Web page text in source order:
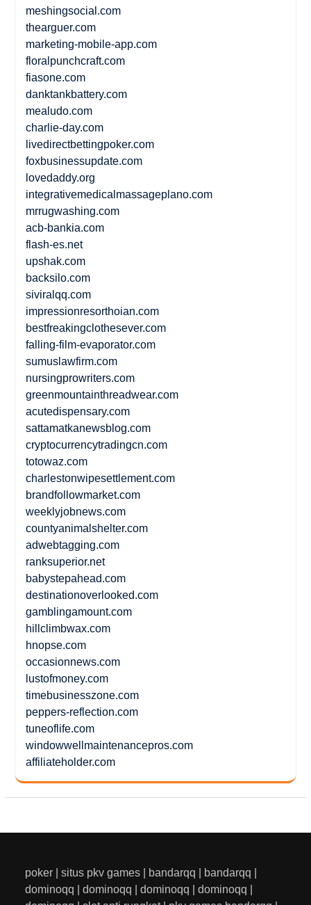
meshingsocial.com
thearguer.com
marketing-mobile-app.com
floralpunchcraft.com
fiasone.com
danktankbattery.com
mealudo.com
charlie-day.com
livedirectbettingpoker.com
foxbusinessupdate.com
lovedaddy.org
integrativemedicalmassageplano.com
mrrugwashing.com
acb-bankia.com
flash-es.net
upshak.com
backsilo.com
siviralqq.com
impressionresorthoian.com
bestfreakingclothesever.com
falling-film-evaporator.com
sumuslawfirm.com
nursingprowriters.com
greenmountainthreadwear.com
acutedispensary.com
sattamatkanewsblog.com
cryptocurrencytradingcn.com
totowaz.com
charlestonwipesettlement.com
brandfollowmarket.com
weeklyjobnews.com
countyanimalshelter.com
adwebtagging.com
ranksuperior.net
babystepahead.com
destinationoverlooked.com
gamblingamount.com
hillclimbwax.com
hnopse.com
occasionnews.com
lustofmoney.com
timebusinesszone.com
peppers-reflection.com
tuneoflife.com
windowwellmaintenancepros.com
affiliateholder.com
poker |situs pkv games bandarqq bandarqq
dominoqq |dominoqq |dominoqq |dominoqq